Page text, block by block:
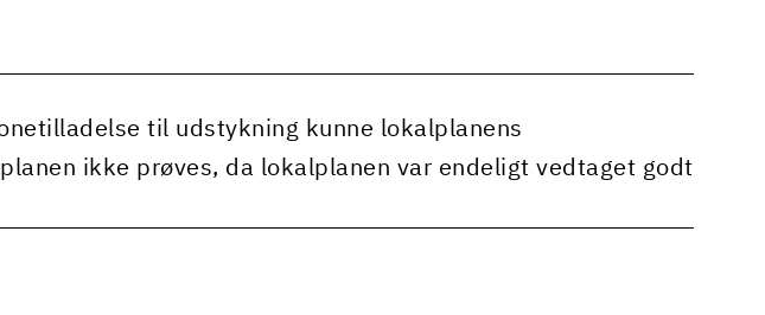
til udstykning kunne lokalplanens
ikke prøves, da lokalplanen var endeligt vedtaget godt